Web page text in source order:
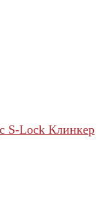
S-Lock Клинкер